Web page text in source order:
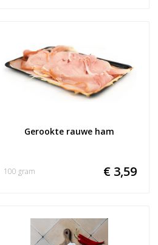
Gerookte rauwe ham
€ 3,59
100 gram